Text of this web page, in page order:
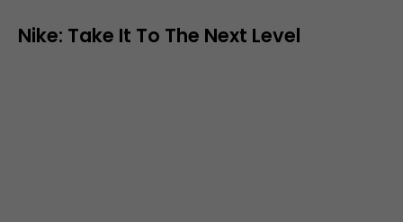
Nike: Take It To The Next Level